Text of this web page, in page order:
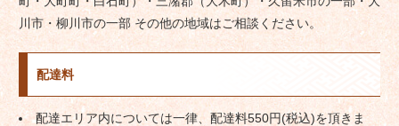
川市・柳川市の一部 その他の地域はご相談ください。
配達料
配達エリア内については一律、配達料550円(税込)を頂きま